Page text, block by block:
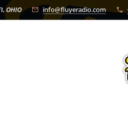
,OHIO info@fluyeradio.com